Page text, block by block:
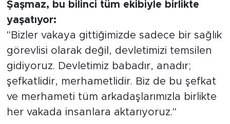
Şaşmaz, bu bilinci tüm ekibiyle birlikte
yaşatıyor:
"Bizler vakaya gittiğimizde sadece bir sağlık
görevlisi olarak değil, devletimizi temsilen
gidiyoruz. Devletimiz babadır, anadır;
şefkatlidir, merhametlidir. Biz de bu şefkat
ve merhameti tüm arkadaşlarımızla birlikte
her vakada insanlara aktarıyoruz."